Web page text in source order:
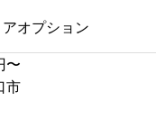
オプション
〜
市